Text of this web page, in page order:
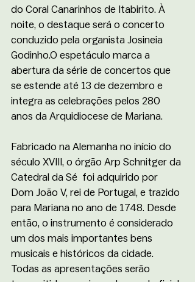
do Coral Canarinhos de Itabirito. À
noite, o destaque será o concerto
conduzido pela organista Josineia
Godinho.O espetáculo marca a
abertura da série de concertos que
se estende até 13 de dezembro e
integra as celebrações pelos 280
anos da Arquidiocese de Mariana.
Fabricado na Alemanha no início do
século XVIII, o órgão Arp Schnitger da
Catedral da Sé  foi adquirido por
Dom João V, rei de Portugal, e trazido
para Mariana no ano de 1748. Desde
então, o instrumento é considerado
um dos mais importantes bens
musicais e históricos da cidade.
Todas as apresentações serão